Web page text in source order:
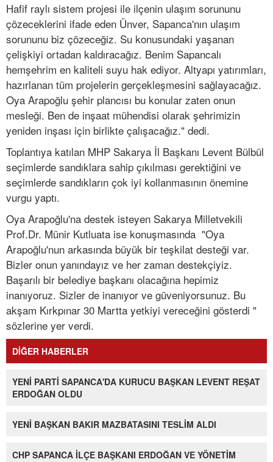
Hafif raylı sistem projesi ile ilçenin ulaşım sorununu
çözeceklerini ifade eden Ünver, Sapanca'nın ulaşım
sorununu biz çözeceğiz. Su konusundaki yaşanan
çelişkiyi ortadan kaldıracağız. Benim Sapancalı
hemşehrim en kaliteli suyu hak ediyor. Altyapı yatırımları,
hazırlanan tüm projelerin gerçekleşmesini sağlayacağız.
Oya Arapoğlu şehir plancısı bu konular zaten onun
mesleği. Ben de inşaat mühendisi olarak şehrimizin
yeniden inşası için birlikte çalışacağız." dedi.
Toplantıya katılan MHP Sakarya İl Başkanı Levent Bülbül
seçimlerde sandıklara sahip çıkılması gerektiğini ve
seçimlerde sandıkların çok iyi kollanmasının önemine
vurgu yaptı.
Oya Arapoğlu'na destek isteyen Sakarya Milletvekili
Prof.Dr. Münir Kutluata ise konuşmasında "Oya
Arapoğlu'nun arkasında büyük bir teşkilat desteği var.
Bizler onun yanındayız ve her zaman destekçiyiz.
Başarılı bir belediye başkanı olacağına hepimiz
inanıyoruz. Sizler de inanıyor ve güveniyorsunuz. Bu
akşam Kırkpınar 30 Martta yetkiyi vereceğini gösterdi "
sözlerine yer verdi.
DİĞER HABERLER
YENİ PARTİ SAPANCA'DA KURUCU BAŞKAN LEVENT REŞAT
ERDOĞAN OLDU
YENİ BAŞKAN BAKIR MAZBATASINI TESLİM ALDI
CHP SAPANCA İLÇE BAŞKANI ERDOĞAN VE YÖNETİM